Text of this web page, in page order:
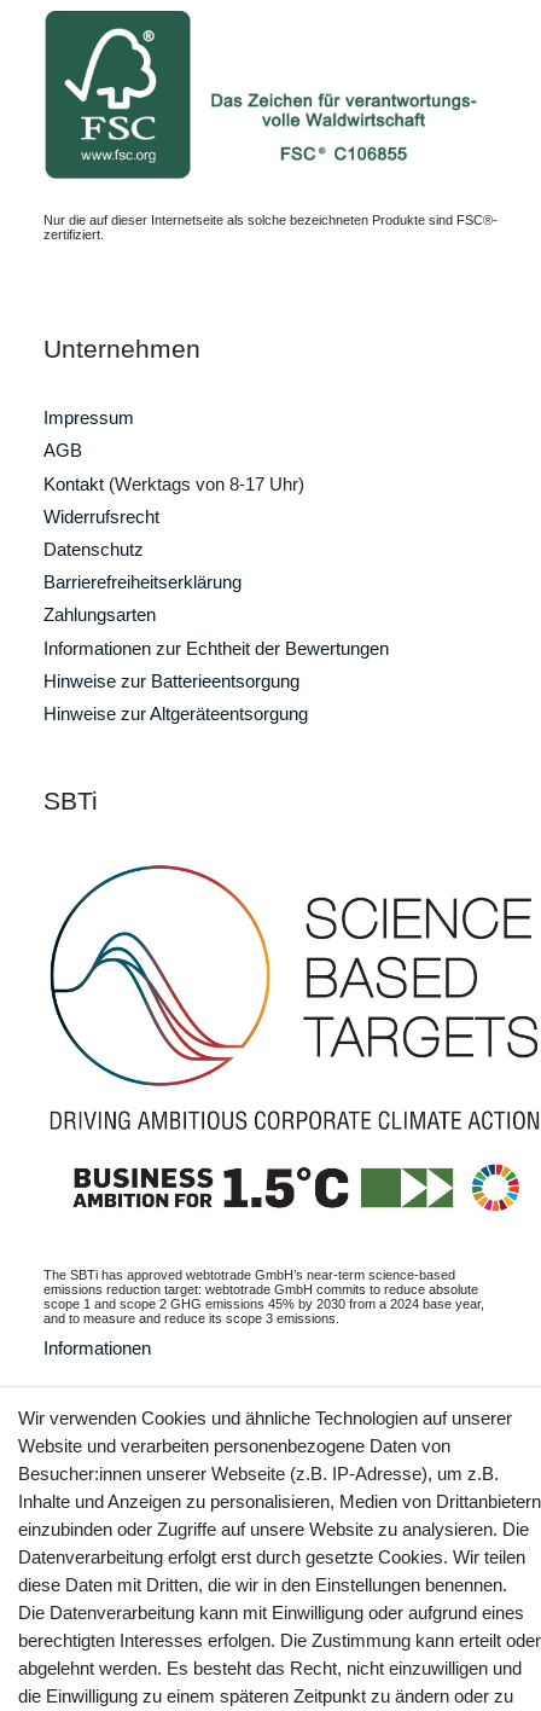
Nur die auf dieser Internetseite als solche bezeichneten Produkte sind FSC®-
zertifiziert.
Unternehmen
Impressum
AGB
Kontakt (Werktags von 8-17 Uhr)
Widerrufsrecht
Datenschutz
Barrierefreiheitserklärung
Zahlungsarten
Informationen zur Echtheit der Bewertungen
Hinweise zur Batterieentsorgung
Hinweise zur Altgeräteentsorgung
SBTi
The SBTi has approved webtotrade GmbH’s near-term science-based
emissions reduction target: webtotrade GmbH commits to reduce absolute
scope 1 and scope 2 GHG emissions 45% by 2030 from a 2024 base year,
and to measure and reduce its scope 3 emissions.
Informationen
Vertrag widerrufen Kontakt
YouTube Facebook Instagram
Wir verwenden Cookies und ähnliche Technologien auf unserer
Website und verarbeiten personenbezogene Daten von
Besucher:innen unserer Webseite (z.B. IP-Adresse), um z.B.
Inhalte und Anzeigen zu personalisieren, Medien von Drittanbietern
einzubinden oder Zugriffe auf unsere Website zu analysieren. Die
Datenverarbeitung erfolgt erst durch gesetzte Cookies. Wir teilen
diese Daten mit Dritten, die wir in den Einstellungen benennen.
Die Datenverarbeitung kann mit Einwilligung oder aufgrund eines
berechtigten Interesses erfolgen. Die Zustimmung kann erteilt oder
abgelehnt werden. Es besteht das Recht, nicht einzuwilligen und
die Einwilligung zu einem späteren Zeitpunkt zu ändern oder zu